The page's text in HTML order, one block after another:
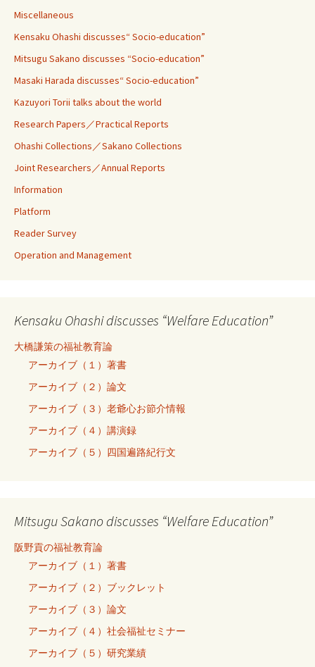
Miscellaneous
Kensaku Ohashi discusses“ Socio-education”
Mitsugu Sakano discusses “Socio-education”
Masaki Harada discusses“ Socio-education”
Kazuyori Torii talks about the world
Research Papers／Practical Reports
Ohashi Collections／Sakano Collections
Joint Researchers／Annual Reports
Information
Platform
Reader Survey
Operation and Management
Kensaku Ohashi discusses “Welfare Education”
大橋謙策の福祉教育論
アーカイブ（１）著書
アーカイブ（２）論文
アーカイブ（３）老爺心お節介情報
アーカイブ（４）講演録
アーカイブ（５）四国遍路紀行文
Mitsugu Sakano discusses “Welfare Education”
阪野貢の福祉教育論
アーカイブ（１）著書
アーカイブ（２）ブックレット
アーカイブ（３）論文
アーカイブ（４）社会福祉セミナー
アーカイブ（５）研究業績